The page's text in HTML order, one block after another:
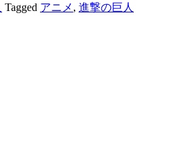
Tagged アニメ , 進撃の巨人